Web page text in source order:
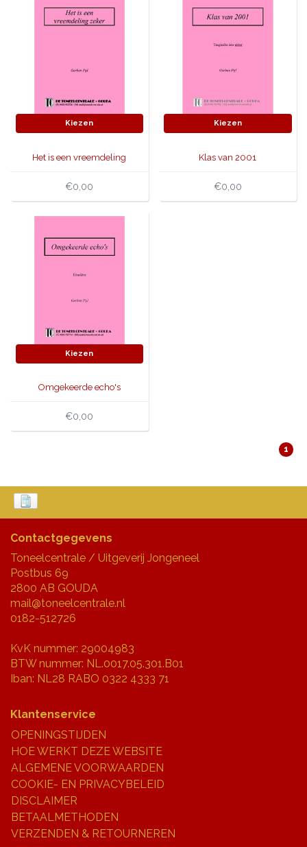
PAASTONEEL
SKETCHESKiezen
Het is een vreemdeling
€0,00
Kiezen
Klas van 2001
€0,00
Kiezen
Omgekeerde echo's
€0,00
1
Contactgegevens
Toneelcentrale / Uitgeverij Jongeneel
Postbus 69
2800 AB GOUDA
mail@toneelcentrale.nl
0182-512726
KvK nummer: 29004983
BTW nummer: NL.0017.05.301.B01
Iban: NL28 RABO 0322 4333 71
Klantenservice
OPENINGSTIJDEN
HOE WERKT DEZE WEBSITE
ALGEMENE VOORWAARDEN
COOKIE- EN PRIVACYBELEID
DISCLAIMER
BETAALMETHODEN
VERZENDEN & RETOURNEREN